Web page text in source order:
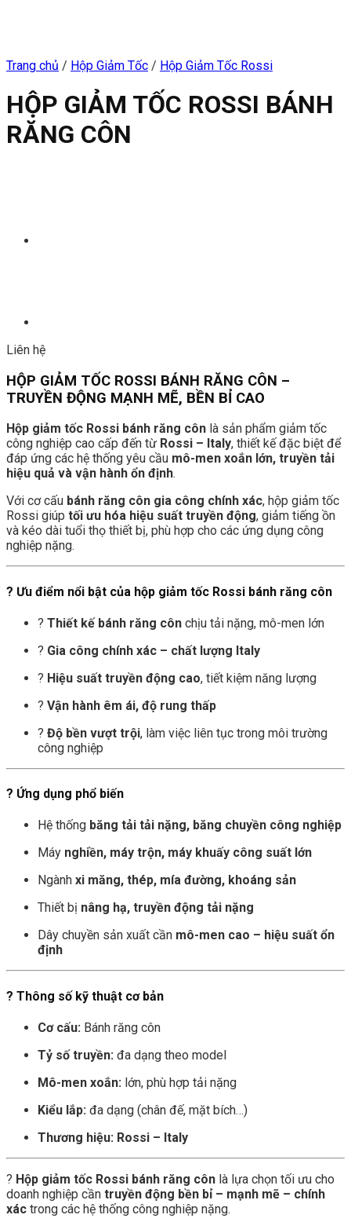
Trang chủ / Hộp Giảm Tốc / Hộp Giảm Tốc Rossi
HỘP GIẢM TỐC ROSSI BÁNH
RĂNG CÔN
Liên hệ
HỘP GIẢM TỐC ROSSI BÁNH RĂNG CÔN –
TRUYỀN ĐỘNG MẠNH MẼ, BỀN BỈ CAO
Hộp giảm tốc Rossi bánh răng côn là sản phẩm giảm tốc
công nghiệp cao cấp đến từ Rossi – Italy, thiết kế đặc biệt để
đáp ứng các hệ thống yêu cầu mô-men xoắn lớn, truyền tải
hiệu quả và vận hành ổn định.
Với cơ cấu bánh răng côn gia công chính xác, hộp giảm tốc
Rossi giúp tối ưu hóa hiệu suất truyền động, giảm tiếng ồn
và kéo dài tuổi thọ thiết bị, phù hợp cho các ứng dụng công
nghiệp nặng.
? Ưu điểm nổi bật của hộp giảm tốc Rossi bánh răng côn
? Thiết kế bánh răng côn chịu tải nặng, mô-men lớn
? Gia công chính xác – chất lượng Italy
? Hiệu suất truyền động cao, tiết kiệm năng lượng
? Vận hành êm ái, độ rung thấp
? Độ bền vượt trội, làm việc liên tục trong môi trường
công nghiệp
? Ứng dụng phổ biến
Hệ thống băng tải tải nặng, băng chuyền công nghiệp
Máy nghiền, máy trộn, máy khuấy công suất lớn
Ngành xi măng, thép, mía đường, khoáng sản
Thiết bị nâng hạ, truyền động tải nặng
Dây chuyền sản xuất cần mô-men cao – hiệu suất ổn
định
? Thông số kỹ thuật cơ bản
Cơ cấu: Bánh răng côn
Tỷ số truyền: đa dạng theo model
Mô-men xoắn: lớn, phù hợp tải nặng
Kiểu lắp: đa dạng (chân đế, mặt bích…)
Thương hiệu: Rossi – Italy
? Hộp giảm tốc Rossi bánh răng côn là lựa chọn tối ưu cho
doanh nghiệp cần truyền động bền bỉ – mạnh mẽ – chính
xác trong các hệ thống công nghiệp nặng.